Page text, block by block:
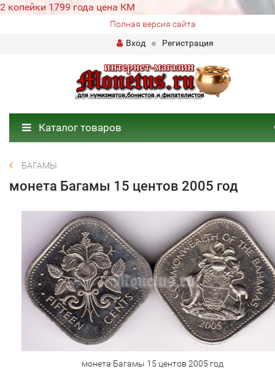
2 копейки 1799 года цена КМ
Полная версия сайта
Вход
Регистрация
Каталог товаров
БАГАМЫ
монета Багамы 15 центов 2005 год
монета Багамы 15 центов 2005 год